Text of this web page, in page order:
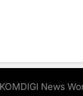
News